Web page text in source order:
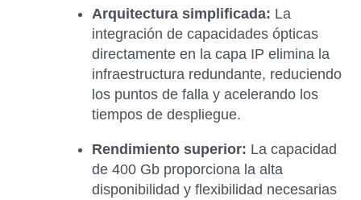
Arquitectura simplificada: La
integración de capacidades ópticas
directamente en la capa IP elimina la
infraestructura redundante, reduciendo
los puntos de falla y acelerando los
tiempos de despliegue.
Rendimiento superior: La capacidad
de 400 Gb proporciona la alta
disponibilidad y flexibilidad necesarias